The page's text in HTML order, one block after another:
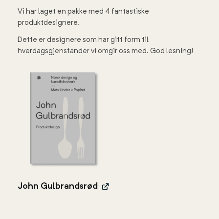
Vi har laget en pakke med 4 fantastiske
produktdesignere.
Dette er designere som har gitt form til
hverdagsgjenstander vi omgir oss med. God lesning!
John Gulbrandsrød